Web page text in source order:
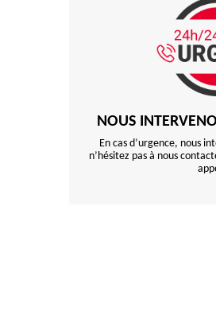
NOUS
En cas d’urgence, nous
n’hésitez pas à nous